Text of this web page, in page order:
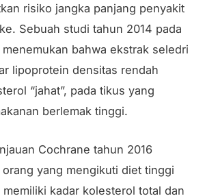
risiko jangka panjang penyakit
Sebuah studi tahun 2014 pada
bahwa ekstrak seledri
lipoprotein densitas rendah
“jahat”, pada tikus yang
berlemak tinggi.
Cochrane tahun 2016
orang yang mengikuti diet tinggi
memiliki kadar kolesterol total dan